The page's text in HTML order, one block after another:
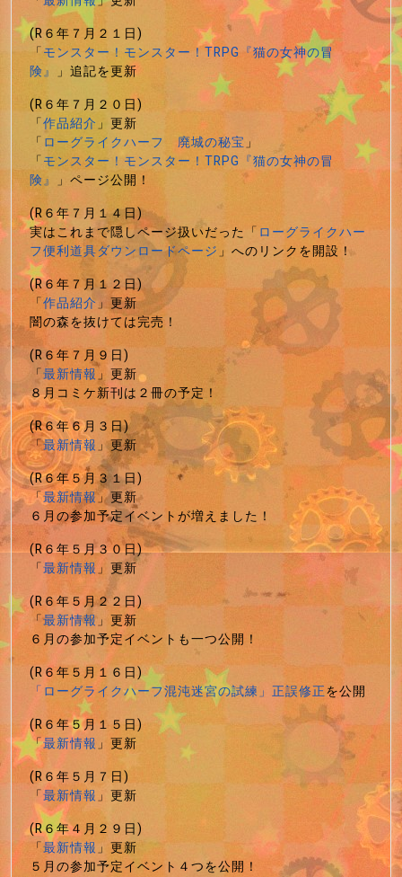
(R６年７月２１日)
「モンスター！モンスター！TRPG『猫の女神の冒
険』 」追記を更新
(R６年７月２０日)
「作品紹介」更新
「ローグライクハーフ 廃城の秘宝」
「モンスター！モンスター！TRPG『猫の女神の冒
険』 」ページ公開！
(R６年７月１４日)
実はこれまで隠しページ扱いだった「ローグライクハー
フ便利道具ダウンロードページ」へのリンクを開設！
(R６年７月１２日)
「作品紹介」更新
闇の森を抜けては完売！
(R６年７月９日)
「最新情報」更新
８月コミケ新刊は２冊の予定！
(R６年６月３日)
「最新情報」更新
(R６年５月３１日)
「最新情報」更新
６月の参加予定イベントが増えました！
(R６年５月３０日)
「最新情報」更新
(R６年５月２２日)
「最新情報」更新
６月の参加予定イベントも一つ公開！
(R６年５月１６日)
「ローグライクハーフ混沌迷宮の試練」正誤修正を公開
(R６年５月１５日)
「最新情報」更新
(R６年５月７日)
「最新情報」更新
(R６年４月２９日)
「最新情報」更新
５月の参加予定イベント４つを公開！